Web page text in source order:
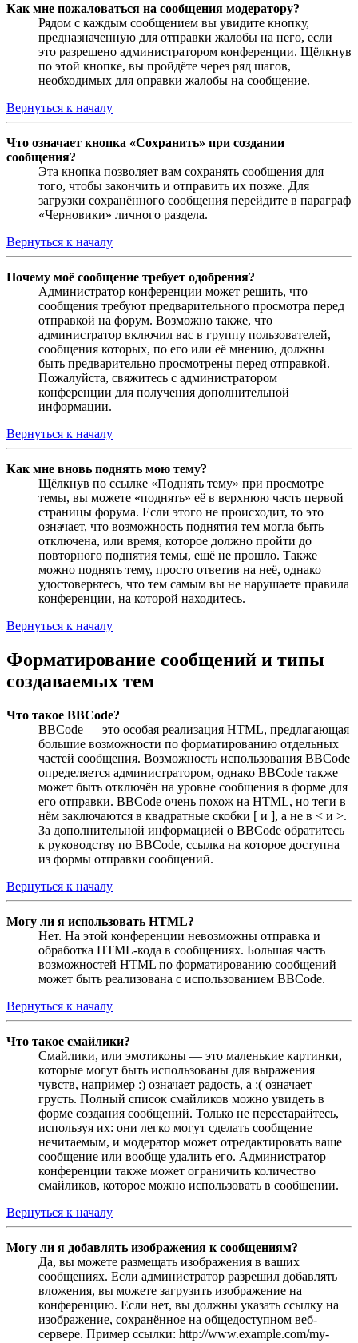
Как мне пожаловаться на сообщения модератору?
Рядом с каждым сообщением вы увидите кнопку,
предназначенную для отправки жалобы на него, если
это разрешено администратором конференции. Щёлкнув
по этой кнопке, вы пройдёте через ряд шагов,
необходимых для оправки жалобы на сообщение.
Вернуться к началу
Что означает кнопка «Сохранить» при создании
сообщения?
Эта кнопка позволяет вам сохранять сообщения для
того, чтобы закончить и отправить их позже. Для
загрузки сохранённого сообщения перейдите в параграф
«Черновики» личного раздела.
Вернуться к началу
Почему моё сообщение требует одобрения?
Администратор конференции может решить, что
сообщения требуют предварительного просмотра перед
отправкой на форум. Возможно также, что
администратор включил вас в группу пользователей,
сообщения которых, по его или её мнению, должны
быть предварительно просмотрены перед отправкой.
Пожалуйста, свяжитесь с администратором
конференции для получения дополнительной
информации.
Вернуться к началу
Как мне вновь поднять мою тему?
Щёлкнув по ссылке «Поднять тему» при просмотре
темы, вы можете «поднять» её в верхнюю часть первой
страницы форума. Если этого не происходит, то это
означает, что возможность поднятия тем могла быть
отключена, или время, которое должно пройти до
повторного поднятия темы, ещё не прошло. Также
можно поднять тему, просто ответив на неё, однако
удостоверьтесь, что тем самым вы не нарушаете правила
конференции, на которой находитесь.
Вернуться к началу
Форматирование сообщений и типы
создаваемых тем
Что такое BBCode?
BBCode — это особая реализация HTML, предлагающая
большие возможности по форматированию отдельных
частей сообщения. Возможность использования BBCode
определяется администратором, однако BBCode также
может быть отключён на уровне сообщения в форме для
его отправки. BBCode очень похож на HTML, но теги в
нём заключаются в квадратные скобки [ и ], а не в < и >.
За дополнительной информацией о BBCode обратитесь
к руководству по BBCode, ссылка на которое доступна
из формы отправки сообщений.
Вернуться к началу
Могу ли я использовать HTML?
Нет. На этой конференции невозможны отправка и
обработка HTML-кода в сообщениях. Большая часть
возможностей HTML по форматированию сообщений
может быть реализована с использованием BBCode.
Вернуться к началу
Что такое смайлики?
Смайлики, или эмотиконы — это маленькие картинки,
которые могут быть использованы для выражения
чувств, например :) означает радость, а :( означает
грусть. Полный список смайликов можно увидеть в
форме создания сообщений. Только не перестарайтесь,
используя их: они легко могут сделать сообщение
нечитаемым, и модератор может отредактировать ваше
сообщение или вообще удалить его. Администратор
конференции также может ограничить количество
смайликов, которое можно использовать в сообщении.
Вернуться к началу
Могу ли я добавлять изображения к сообщениям?
Да, вы можете размещать изображения в ваших
сообщениях. Если администратор разрешил добавлять
вложения, вы можете загрузить изображение на
конференцию. Если нет, вы должны указать ссылку на
изображение, сохранённое на общедоступном веб-
сервере. Пример ссылки: http://www.example.com/my-